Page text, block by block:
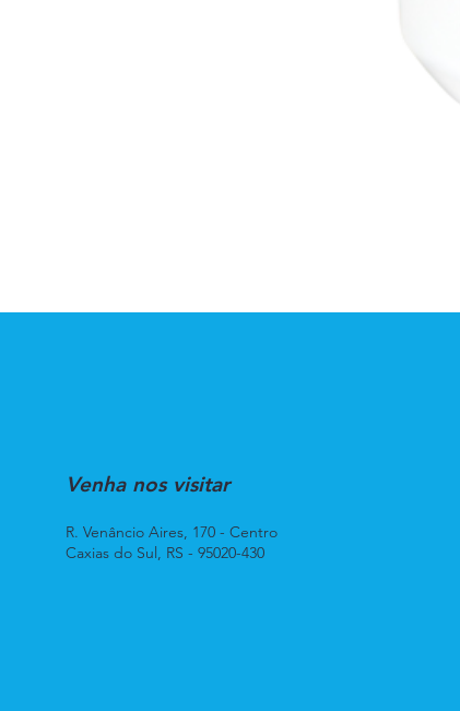
Venha nos visitar
R. Venâncio Aires, 170 - Centro
Caxias do Sul, RS - 95020-430